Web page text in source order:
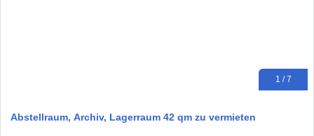
1 / 7
Abstellraum, Archiv, Lagerraum 42 qm zu vermieten